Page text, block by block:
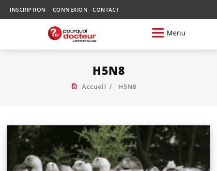
INSCRIPTION CONNEXION CONTACT
Menu
H5N8
Accueil H5N8